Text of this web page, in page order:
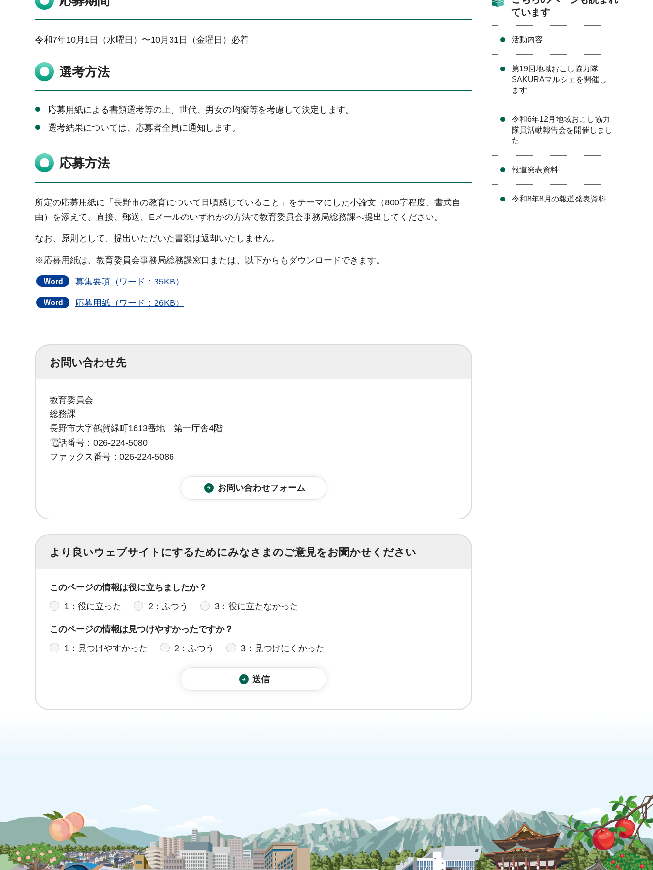
令和7年10月1日（水曜日）〜10月31日（金曜日）必着
選考方法
応募用紙による書類選考等の上、世代、男女の均衡等を考慮して決定します。
選考結果については、応募者全員に通知します。
応募方法
所定の応募用紙に「長野市の教育について日頃感じていること」をテーマにした小論文（800字程度、書式自
由）を添えて、直接、郵送、Eメールのいずれかの方法で教育委員会事務局総務課へ提出してください。
なお、原則として、提出いただいた書類は返却いたしません。
※応募用紙は、教育委員会事務局総務課窓口または、以下からもダウンロードできます。
募集要項（ワード：35KB）
応募用紙（ワード：26KB）
お問い合わせ先
教育委員会
総務課
長野市大字鶴賀緑町1613番地 第一庁舎4階
電話番号：026-224-5080
ファックス番号：026-224-5086
より良いウェブサイトにするためにみなさまのご意見をお聞かせください
このページの情報は役に立ちましたか？
1：役に立った
2：ふつう 3：役に立たなかった
このページの情報は見つけやすかったですか？
1：見つけやすかった
2：ふつう 3：見つけにくかった
ています
活動内容
第19回地域おこし協力隊
SAKURAマルシェを開催し
ます
令和6年12月地域おこし協力
隊員活動報告会を開催しまし
た
報道発表資料
令和8年8月の報道発表資料